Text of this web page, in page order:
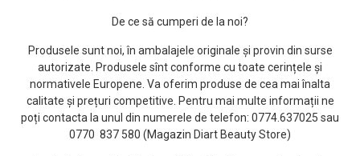
De ce să cumperi de la noi?
Produsele sunt noi, în ambalajele originale și provin din surse
autorizate. Produsele sînt conforme cu toate cerințele și
normativele Europene. Va oferim produse de cea mai înalta
calitate și prețuri competitive. Pentru mai multe informații ne
poți contacta la unul din numerele de telefon: 0774.637025 sau
0770 837 580 (Magazin Diart Beauty Store)